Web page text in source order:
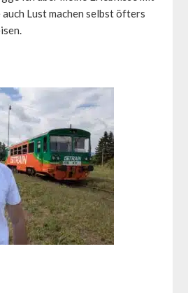
auch Lust machen selbst öfters